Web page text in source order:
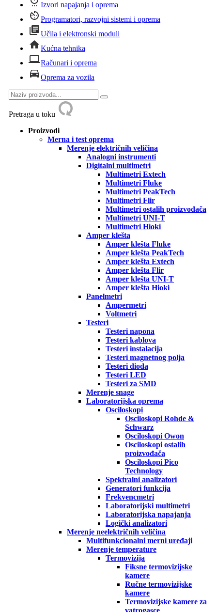
Izvori napajanja i oprema
Programatori, razvojni sistemi i oprema
Učila i elektronski moduli
Kućna tehnika
Računari i oprema
Oprema za vozila
Pretraga u toku
Proizvodi
Merna i test oprema
Merenje električnih veličina
Analogni instrumenti
Digitalni multimetri
Multimetri Extech
Multimetri Fluke
Multimetri PeakTech
Multimetri Flir
Multimetri ostalih proizvođača
Multimetri UNI-T
Multimetri Hioki
Amper klešta
Amper klešta Fluke
Amper klešta PeakTech
Amper klešta Extech
Amper klešta Flir
Amper klešta UNI-T
Amper klešta Hioki
Panelmetri
Ampermetri
Voltmetri
Testeri
Testeri napona
Testeri kablova
Testeri instalacija
Testeri magnetnog polja
Testeri dioda
Testeri LED
Testeri za SMD
Merenje snage
Laboratorijska oprema
Osciloskopi
Osciloskopi Rohde &
Schwarz
Osciloskopi Owon
Osciloskopi ostalih
proizvođača
Osciloskopi Pico
Technology
Spektralni analizatori
Generatori funkcija
Frekvencmetri
Laboratorijski multimetri
Laboratorijska napajanja
Logički analizatori
Merenje neelektričnih veličina
Multifunkcionalni merni uređaji
Merenje temperature
Termovizija
Fiksne termovizijske
kamere
Ručne termovizijske
kamere
Termovizijske kamere za
vatrogasce